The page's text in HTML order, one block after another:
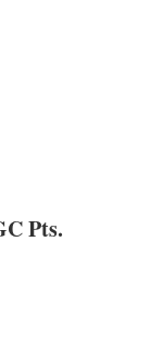
Pts.